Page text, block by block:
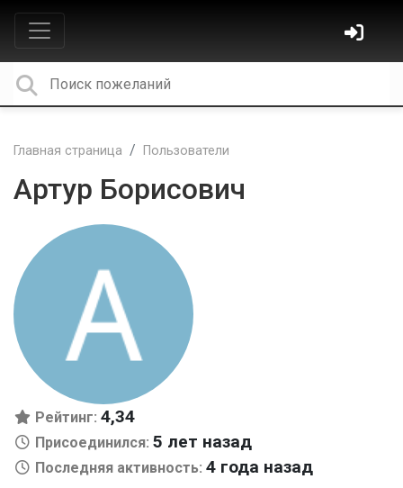
Главная страница Пользователи
Артур Борисович
Рейтинг: 4,34
Присоединился: 5 лет назад
Последняя активность: 4 года назад